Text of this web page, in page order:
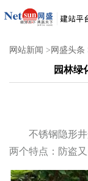
网站新闻 > 网盛头条
园林绿
不锈钢隐形
两个特点：防盗